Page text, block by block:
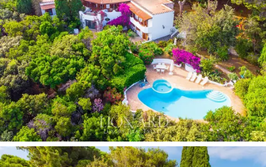
Eingebettet in die üppige Vegetation des Nationalparks
Circeo, befindet sich diese Villa nur wenige Schritte vom
Meer entfernt und verfügt über einen großen privaten
Garten mit einem charmanten Wäldchen mit modernen
Kunstwerken. Innerhalb des Parks bietet ein neuer Pool
mit Whirlpool einen spektakulären Meerblick. Es gibt
zahlreiche Panoramabereiche zum Entspannen, darunter
ein großer gepflasterter Außenbereich für Abendessen
im Freien mit Holzofen und Grill. Darüber hinaus gibt es
einen speziell ausgestatteten Bereich für die Kleinen.